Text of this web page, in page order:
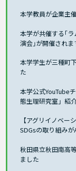
本学教員が企業主
本学が共催する｢
演会｣が開催されま
本学学生が三種町
た
本学公式YouTube
態生理研究室」紹
【アグリイノベー
SDGsの取り組み
秋田県立秋田南高
ました